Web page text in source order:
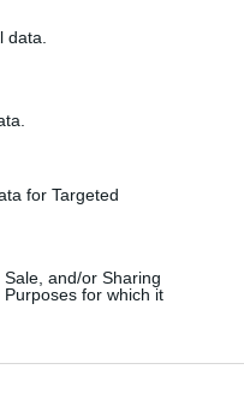
for Targeted
and/or Sharing
for which it
l’armonia tra
simbolo
il punto di
con il suo